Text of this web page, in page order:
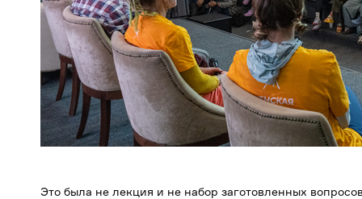
Это была не лекция и не набор заготовленных